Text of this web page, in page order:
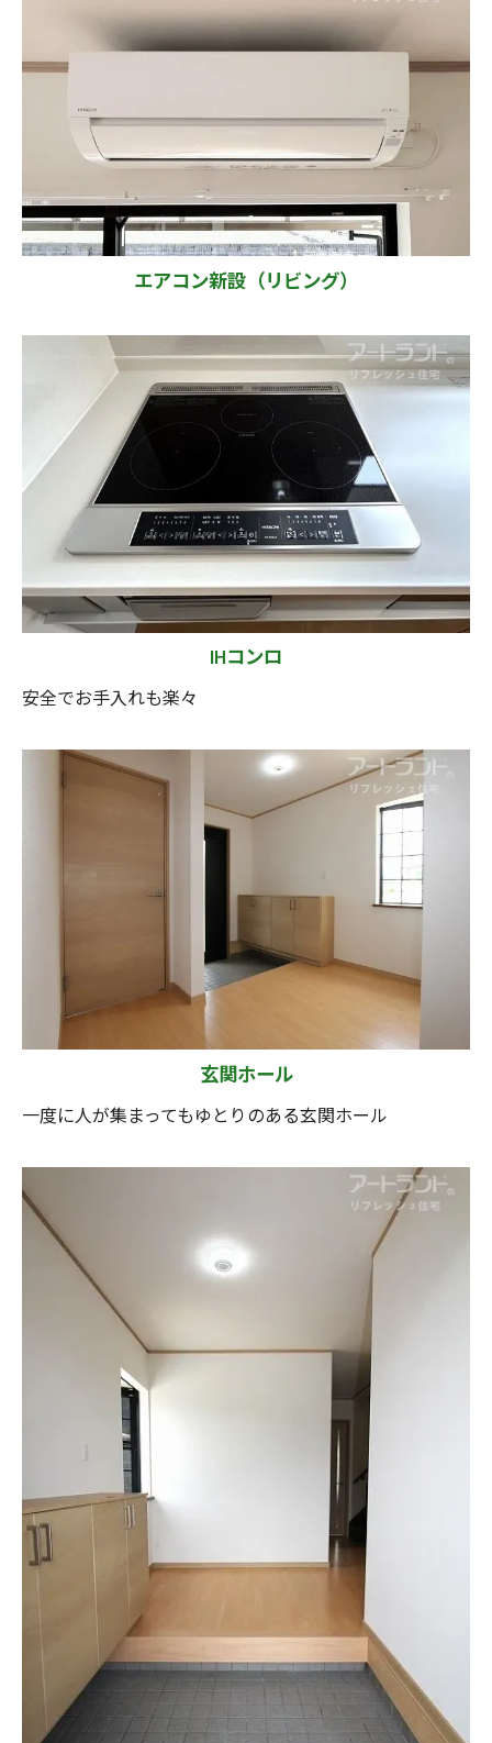
エアコン新設（リビング）
IHコンロ
安全でお手入れも楽々
玄関ホール
一度に人が集まってもゆとりのある玄関ホール